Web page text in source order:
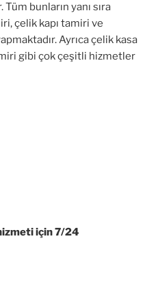
bunların yanı sıra
çelik kapı tamiri ve
Ayrıca çelik kasa
gibi çok çeşitli hizmetler
için 7/24